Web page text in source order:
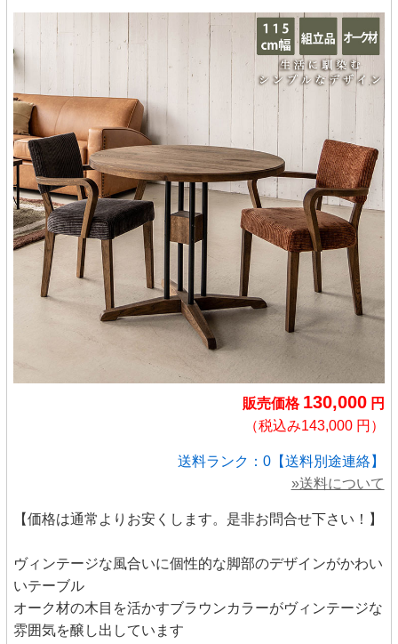
販売価格 130,000円
（税込み143,000 円）
送料ランク：0【送料別途連絡】
»送料について
【価格は通常よりお安くします。是非お問合せ下さい！】
ヴィンテージな風合いに個性的な脚部のデザインがかわい
いテーブル
オーク材の木目を活かすブラウンカラーがヴィンテージな
雰囲気を醸し出しています